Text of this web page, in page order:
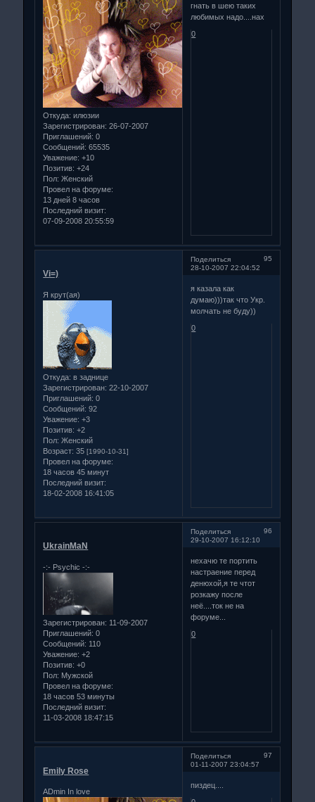
Откуда: илюзии
Зарегистрирован: 26-07-2007
Приглашений: 0
Сообщений: 65535
Уважение: +10
Позитив: +24
Пол: Женский
Провел на форуме:
13 дней 8 часов
Последний визит:
07-09-2008 20:55:59
гнать в шею таких
любимых надо....нах
0
Поделиться
95
28-10-2007 22:04:52
Vi=)
Я крут(ая)
Откуда: в заднице
Зарегистрирован: 22-10-2007
Приглашений: 0
Сообщений: 92
Уважение: +3
Позитив: +2
Пол: Женский
Возраст: 35[1990-10-31]
Провел на форуме:
18 часов 45 минут
Последний визит:
18-02-2008 16:41:05
я казала как
думаю)))так что Укр.
молчать не буду))
0
Поделиться
96
29-10-2007 16:12:10
UkrainMaN
-:- Psychiс -:-
Зарегистрирован: 11-09-2007
Приглашений: 0
Сообщений: 110
Уважение: +2
Позитив: +0
Пол: Мужской
Провел на форуме:
18 часов 53 минуты
Последний визит:
11-03-2008 18:47:15
нехачю те портить
настраение перед
денюхой,я те чтот
розкажу после
неё....ток не на
форуме...
0
Поделиться
97
01-11-2007 23:04:57
Emily Rose
ADmin In love
пиздец....